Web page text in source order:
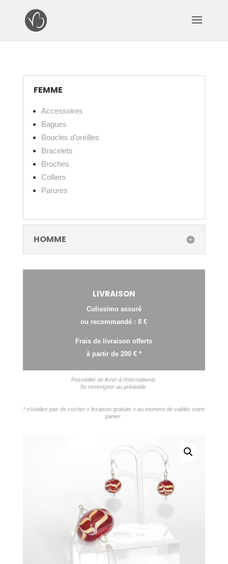
FEMME
Accessoires
Bagues
Boucles d’oreilles
Bracelets
Broches
Colliers
Parures
HOMME
LIVRAISON
Colissimo assuré
ou recommandé : 8 €
Frais de livraison offerts
à partir de 200 € *
Possibilité de livrer à l’international.
Se renseigner au préalable.
* n’oubliez pas de cocher « livraison gratuite » au moment de valider votre
panier.